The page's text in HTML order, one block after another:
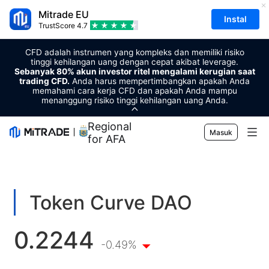
Mitrade EU
TrustScore 4.7
Instal
CFD adalah instrumen yang kompleks dan memiliki risiko
tinggi kehilangan uang dengan cepat akibat leverage.
Sebanyak 80% akun investor ritel mengalami kerugian saat
trading CFD. Anda harus mempertimbangkan apakah Anda
memahami cara kerja CFD dan apakah Anda mampu
menanggung risiko tinggi kehilangan uang Anda.
Regional Sponsor
for AFA
Masuk
Forex
Komoditas
Mata uang kripto
Trading
Platform Perdagangan
Manajemen Risiko
Alat Pasar
Kalender Ekonomi
Edukasi
Token Curve DAO
0.2244 -0.49%